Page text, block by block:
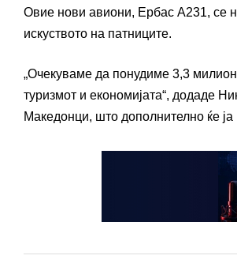
Овие нови авиони, Ербас А231, се
искуството на патниците.
„Очекуваме да понудиме 3,3
туризмот и економијата“, додаде
Македонци, што дополнително ќе